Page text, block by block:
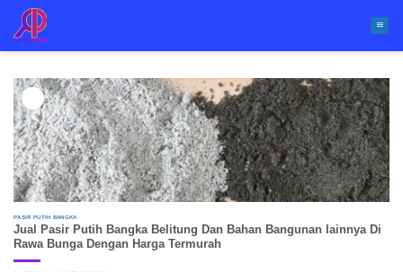
content
PASIR PUTIH BANGKA
Jual Pasir Putih Bangka Belitung Dan Bahan Bangunan lainnya Di
Rawa Bunga Dengan Harga Termurah